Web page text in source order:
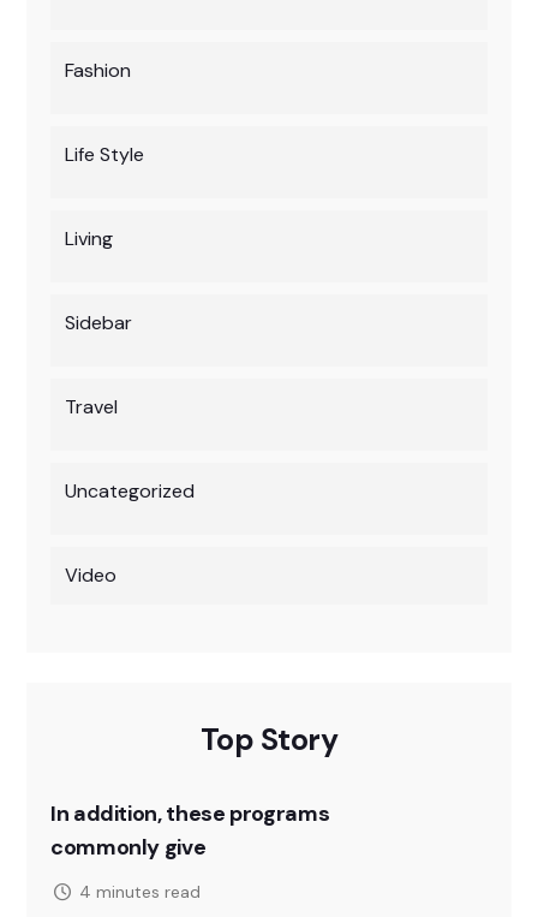
Fashion
Life Style
Living
Sidebar
Travel
Uncategorized
Video
Top Story
In addition, these programs
commonly give
4 minutes read